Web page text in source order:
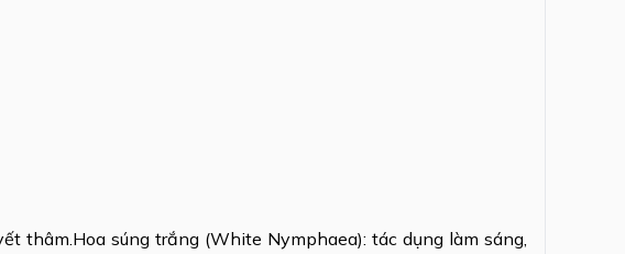
thâm.Hoa súng trắng (White Nymphaea): tác dụng làm sáng,